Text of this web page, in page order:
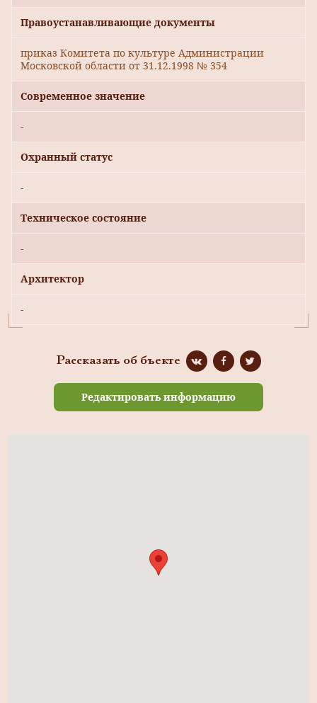
Правоустанавливающие документы
приказ Комитета по культуре Администрации
Московской области от 31.12.1998 № 354
Современное значение
-
Охранный статус
-
Техническое состояние
-
Архитектор
-
Рассказать об бъекте
Редактировать информацию